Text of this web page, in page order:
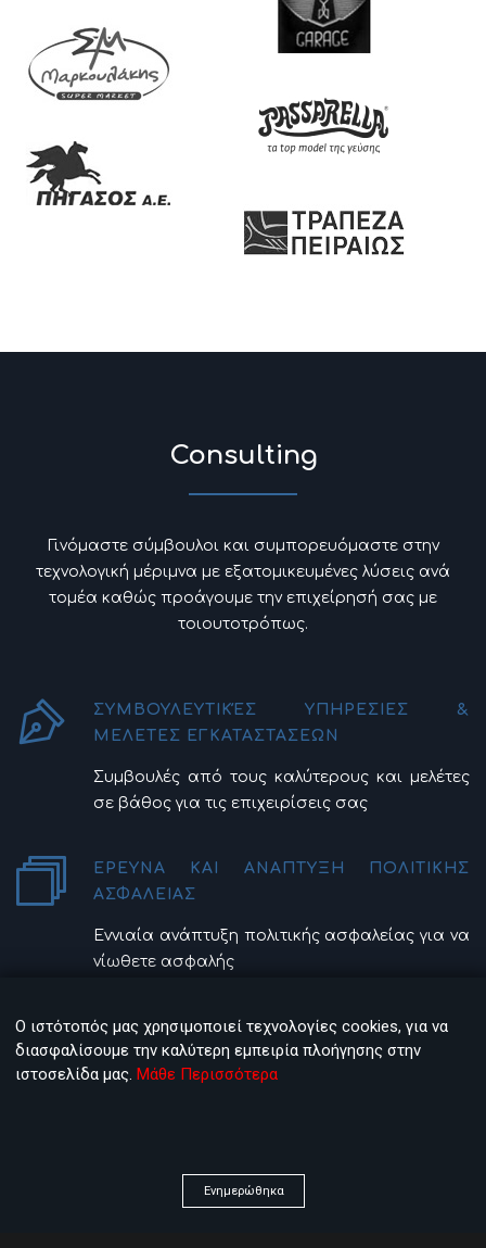
Consulting
Γινόμαστε σύμβουλοι και συμπορευόμαστε στην
τεχνολογική μέριμνα με εξατομικευμένες λύσεις ανά
τομέα καθώς προάγουμε την επιχείρησή σας με
τοιουτοτρόπως.
ΣΥΜΒΟΥΛΕΥΤΙΚΈΣ ΥΠΗΡΕΣΙΕΣ &
ΜΕΛΕΤΕΣ ΕΓΚΑΤΑΣΤΑΣΕΩΝ
Συμβουλές από τους καλύτερους και μελέτες
σε βάθος για τις επιχειρίσεις σας
ΈΡΕΥΝΑ ΚΑΙ ΑΝΑΠΤΥΞΗ ΠΟΛΙΤΙΚΗΣ
ΑΣΦΑΛΕΙΑΣ
Εννιαία ανάπτυξη πολιτικής ασφαλείας για να
νίωθετε ασφαλής
ΑΝΑΣΧΕΔΙΑΣΜΟΣ ΥΦΙΣΤΑΜΕΝΩΝ
ΥΠΟΔΟΜΩΝ
ΓΡΗΓΟΡΟ ΚΑΙ ΜΕ ΣΥΝΕΠΕΙΑ
Ο ιστότοπός μας χρησιμοποιεί τεχνολογίες cookies, για να
διασφαλίσουμε την καλύτερη εμπειρία πλοήγησης στην
ιστοσελίδα μας.Μάθε Περισσότερα
Ενημερώθηκα